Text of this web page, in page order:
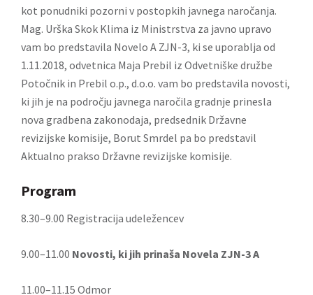
kot ponudniki pozorni v postopkih javnega naročanja.
Mag. Urška Skok Klima iz Ministrstva za javno upravo
vam bo predstavila Novelo A ZJN-3, ki se uporablja od
1.11.2018, odvetnica Maja Prebil iz Odvetniške družbe
Potočnik in Prebil o.p., d.o.o. vam bo predstavila novosti,
ki jih je na področju javnega naročila gradnje prinesla
nova gradbena zakonodaja, predsednik Državne
revizijske komisije, Borut Smrdel pa bo predstavil
Aktualno prakso Državne revizijske komisije.
Program
8.30–9.00 Registracija udeležencev
9.00–11.00 Novosti, ki jih prinaša Novela ZJN-3 A
11.00–11.15 Odmor